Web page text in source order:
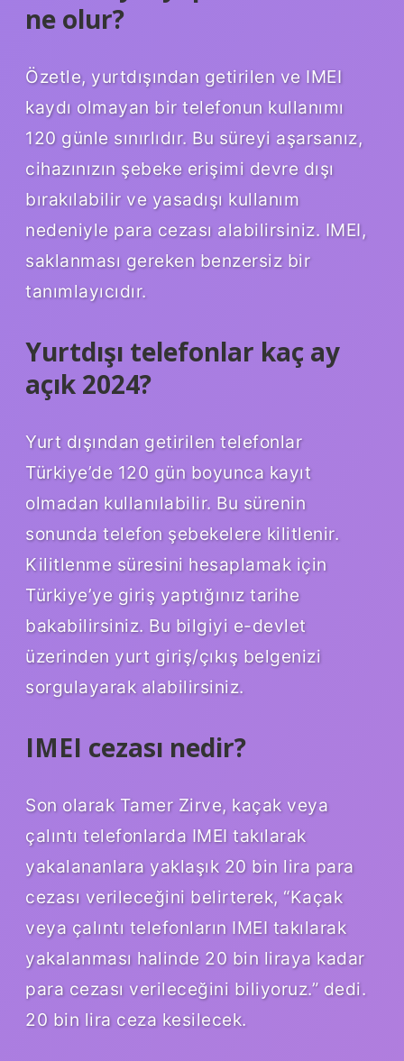
ne olur?
Özetle, yurtdışından getirilen ve IMEI
kaydı olmayan bir telefonun kullanımı
120 günle sınırlıdır. Bu süreyi aşarsanız,
cihazınızın şebeke erişimi devre dışı
bırakılabilir ve yasadışı kullanım
nedeniyle para cezası alabilirsiniz. IMEI,
saklanması gereken benzersiz bir
tanımlayıcıdır.
Yurtdışı telefonlar kaç ay
açık 2024?
Yurt dışından getirilen telefonlar
Türkiye’de 120 gün boyunca kayıt
olmadan kullanılabilir. Bu sürenin
sonunda telefon şebekelere kilitlenir.
Kilitlenme süresini hesaplamak için
Türkiye’ye giriş yaptığınız tarihe
bakabilirsiniz. Bu bilgiyi e-devlet
üzerinden yurt giriş/çıkış belgenizi
sorgulayarak alabilirsiniz.
IMEI cezası nedir?
Son olarak Tamer Zirve, kaçak veya
çalıntı telefonlarda IMEI takılarak
yakalananlara yaklaşık 20 bin lira para
cezası verileceğini belirterek, “Kaçak
veya çalıntı telefonların IMEI takılarak
yakalanması halinde 20 bin liraya kadar
para cezası verileceğini biliyoruz.” dedi.
20 bin lira ceza kesilecek.